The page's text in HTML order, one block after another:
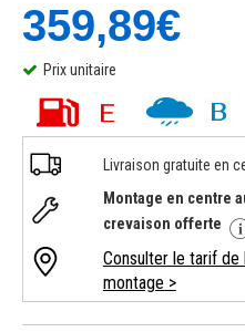
359,89€
Prix unitaire
Livraison gratuite en
Montage en centre
crevaison offerte
Consulter le tarif de
montage >